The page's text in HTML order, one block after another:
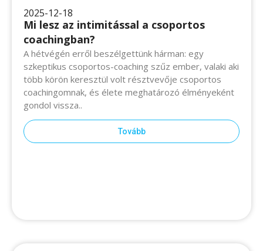
2025-12-18
Mi lesz az intimitással a csoportos
coachingban?
A hétvégén erről beszélgettünk hárman: egy szkeptikus
csoportos-coaching szűz ember, valaki aki több körön
keresztül volt résztvevője csoportos coachingomnak, és
élete meghatározó élményeként gondol vissza..
Tovább